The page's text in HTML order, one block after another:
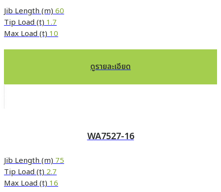
Jib Length (m)60
Tip Load (t)1.7
Max Load (t)10
ดูรายละเอียด
WA7527-16
Jib Length (m) 75
Tip Load (t) 2.7
Max Load (t) 16